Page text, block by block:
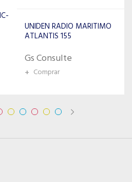
ICOM RADIO MARITIMO IC-
M37
Gs Consulte
+ Comprar